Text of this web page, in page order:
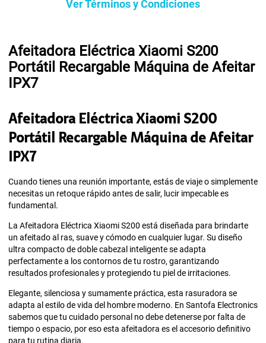
Ver Términos y Condiciones
Afeitadora Eléctrica Xiaomi S200
Portátil Recargable Máquina de Afeitar
IPX7
Afeitadora Eléctrica Xiaomi S200
Portátil Recargable Máquina de Afeitar
IPX7
Cuando tienes una reunión importante, estás de viaje o simplemente
necesitas un retoque rápido antes de salir, lucir impecable es
fundamental.
La Afeitadora Eléctrica Xiaomi S200 está diseñada para brindarte
un afeitado al ras, suave y cómodo en cualquier lugar. Su diseño
ultra compacto de doble cabezal inteligente se adapta
perfectamente a los contornos de tu rostro, garantizando
resultados profesionales y protegiendo tu piel de irritaciones.
Elegante, silenciosa y sumamente práctica, esta rasuradora se
adapta al estilo de vida del hombre moderno. En Santofa Electronics
sabemos que tu cuidado personal no debe detenerse por falta de
tiempo o espacio, por eso esta afeitadora es el accesorio definitivo
para tu rutina diaria.